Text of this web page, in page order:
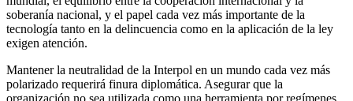
soberanía nacional, y el papel cada vez más importante de la
tecnología tanto en la delincuencia como en la aplicación de la ley
exigen atención.
Mantener la neutralidad de la Interpol en un mundo cada vez más
polarizado requerirá finura diplomática. Asegurar que la
organización no sea utilizada como una herramienta por regímenes